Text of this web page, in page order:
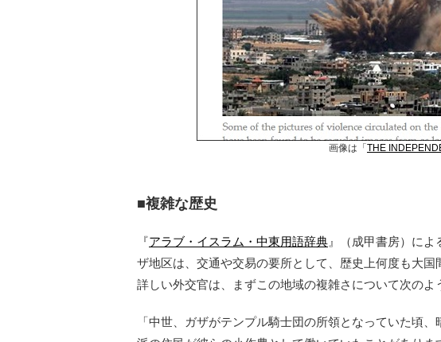
画像は「 THE
■複雑な歴史
『アラブ・イスラム・中東用語辞典 』（成甲書房）に
ザ地区は、交通や交易の要所として、歴史上何度も大
詳しい外交官は、まずこの地域の複雑さについて次のよ
「中世、ガザがテンプル騎士団の所領となっていた頃